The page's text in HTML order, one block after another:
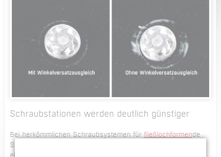
Schraubstationen werden deutlich günstiger
Bei herkömmlichen Schraubsystemen fürfließlochformende
Schrauben werden Roboter mit einer Traglast ab 360 kg
eingesetzt, um das Auslenken des Roboters so gering wie